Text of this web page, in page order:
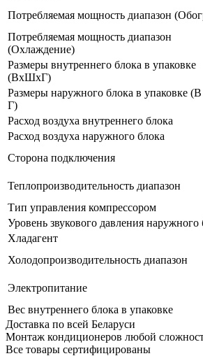
Потребляемая мощность диапазон
Потребляемая мощность диапазон
(Охлаждение)
Размеры внутреннего блока в упаковке
(ВхШхГ)
Размеры наружного блока в упаковке
Г)
Расход воздуха внутреннего блока
Расход воздуха наружного блока
Сторона подключения
Теплопроизводительность диапазон
Тип управления компрессором
Уровень звукового давления наружного
Хладагент
Холодопроизводительность диапазон
Электропитание
Вес внутреннего блока в упаковке
Доставка по всей Беларуси
Монтаж кондиционеров любой
Все товары сертифицированы